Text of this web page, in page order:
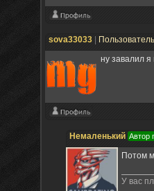
sova33033
ну завалил
Немаленький Автор
Потом
У вас